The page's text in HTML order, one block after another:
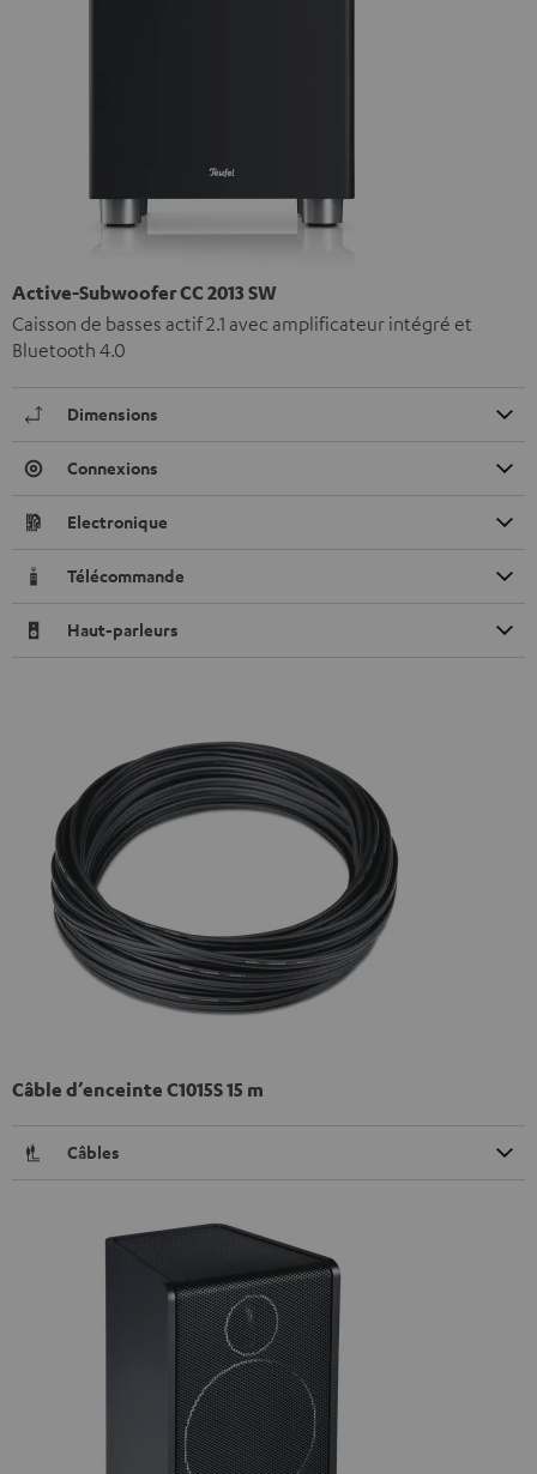
Active-Subwoofer CC 2013 SW
Caisson de basses actif 2.1 avec amplificateur intégré et
Bluetooth 4.0
Dimensions
Connexions
Electronique
Télécommande
Haut-parleurs
Câble d’enceinte C1015S 15 m
Câbles